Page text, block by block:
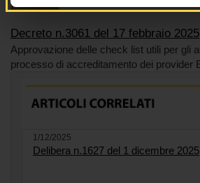
Formazione
Decreto n.3061 del 17 febbraio 2025
Approvazione delle check list utili per gli
processo di accreditamento dei provider
1/12/2025
Delibera n.1627 del 1 dicembre 2025